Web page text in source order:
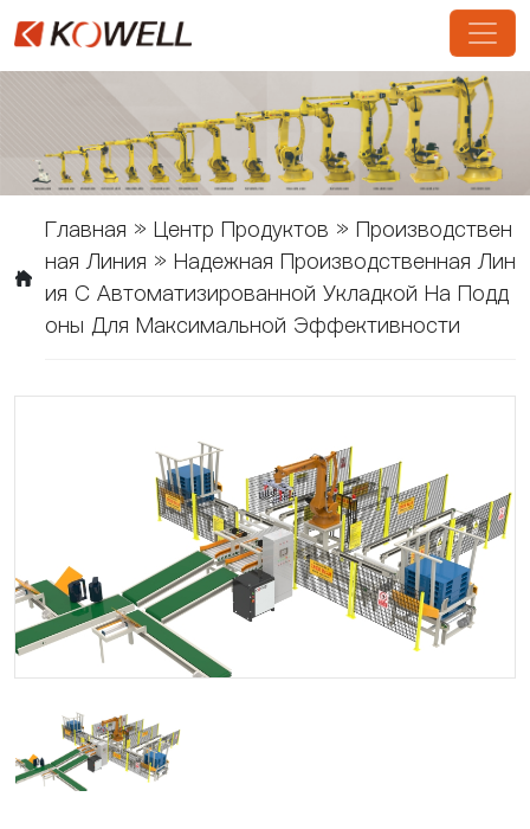
Главная » Центр Продуктов » Производствен
Ная Линия » Надежная Производственная Лин
Ия С Автоматизированной Укладкой На Подд
Оны Для Максимальной Эффективности